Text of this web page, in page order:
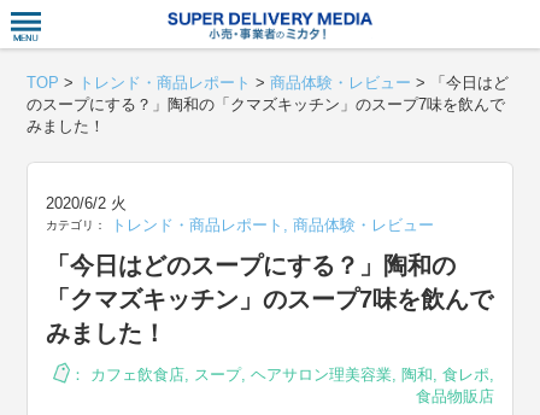
TOP > トレンド・商品レポート >商品体験・レビュー >
「今日はど
のスープにする？」陶和の「クマズキッチン」のスープ7味を飲んで
みました！
2020/6/2 火
カテゴリ： トレンド・商品レポート ,商品体験・レビュー
「今日はどのスープにする？」陶和の
「クマズキッチン」のスープ7味を飲んで
みました！
： カフェ飲食店, スープ, ヘアサロン理美容業, 陶和, 食レポ,
食品物販店